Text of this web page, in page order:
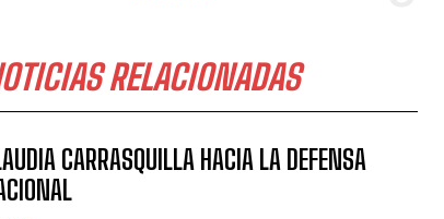
RELACIONADAS
CARRASQUILLA HACIA LA DEFENSA